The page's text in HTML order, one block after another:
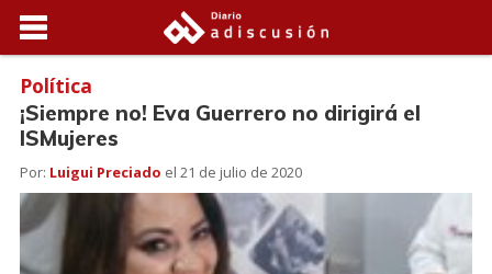
Política
¡Siempre no! Eva Guerrero no dirigirá el
ISMujeres
Por: Luigui Preciado el 21 de julio de 2020